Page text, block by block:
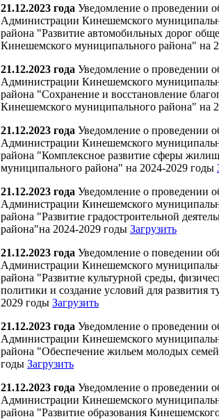
21.12.2023 года Уведомление о проведении
Администрации Кинешемского
района "Развитие автомобильных дорог
Кинешемского муниципального района" на
21.12.2023 года Уведомление о проведении
Администрации Кинешемского
района "Сохранение и восстановление
Кинешемского муниципального района" на
21.12.2023 года Уведомление о проведении
Администрации Кинешемского
района "Комплексное развитие сферы
муниципального района" на 2024-2029 годы
21.12.2023 года Уведомление о проведении
Администрации Кинешемского
района "Развитие градостроительной
района"на 2024-2029 годы Загрузить
21.12.2023 года Уведомление о поведении
Администрации Кинешемского
района "Развитие культурной среды,
политики и создание условий для
2029 годы Загрузить
21.12.2023 года Уведомление о проведении
Администрации Кинешемского
района "Обеспечение жильем молодых
годы Загрузить
21.12.2023 года Уведомление о проведении
Администрации Кинешемского
района "Развитие образования